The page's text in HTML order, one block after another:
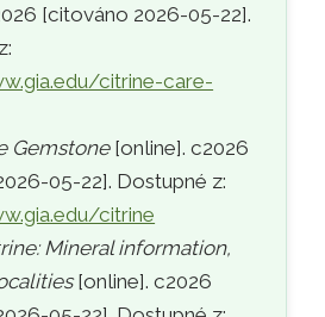
[citováno 2026-05-22].
citrine-care-
Gemstone[online]. c2026
05-22]. Dostupné z:
citrine
Mineral information,
[online]. c2026